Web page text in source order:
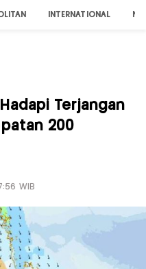
INTERNATIONAL
Terjangan
200
WIB